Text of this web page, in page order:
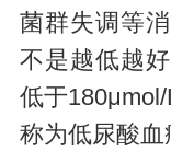
菌群失调等
不是越低越
低于
称为低尿酸血